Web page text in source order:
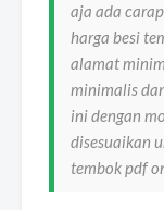
aja ada
harga besi
alamat
minimalis
ini dengan
disesuaikan
tembok pdf